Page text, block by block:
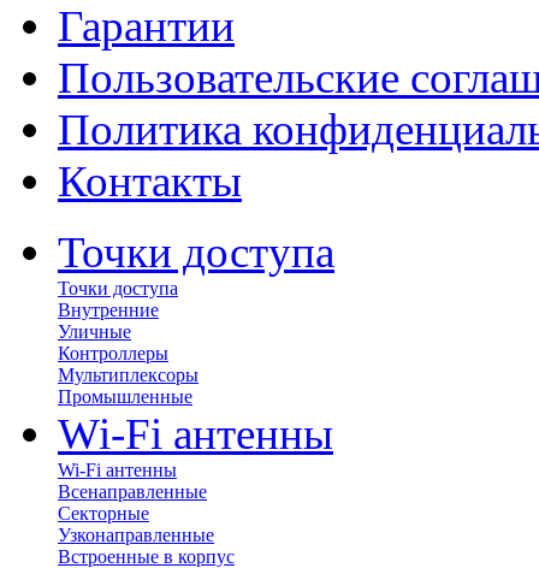
Гарантии
Пользовательские
Политика
Контакты
Точки доступа
Точки доступа
Внутренние
Уличные
Контроллеры
Мультиплексоры
Промышленные
Wi-Fi антенны
Wi-Fi антенны
Всенаправленные
Секторные
Узконаправленные
Встроенные в корпус